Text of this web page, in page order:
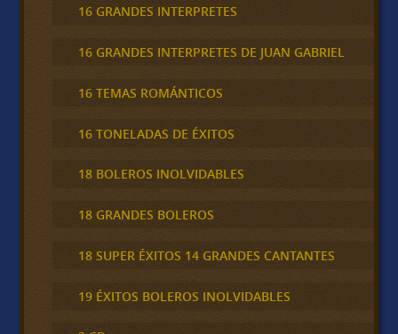
16 GRANDES INTERPRETES
16 GRANDES INTERPRETES DE JUAN GABRIEL
16 TEMAS ROMÁNTICOS
16 TONELADAS DE ÉXITOS
18 BOLEROS INOLVIDABLES
18 GRANDES BOLEROS
18 SUPER ÉXITOS 14 GRANDES CANTANTES
19 ÉXITOS BOLEROS INOLVIDABLES